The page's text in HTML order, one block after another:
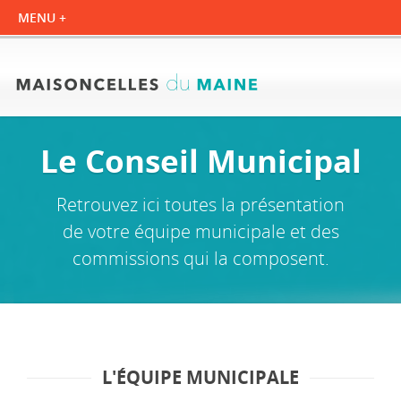
Le Conseil Municipal
Retrouvez ici toutes la présentation
de votre équipe municipale et des
commissions qui la composent.
L'ÉQUIPE MUNICIPALE